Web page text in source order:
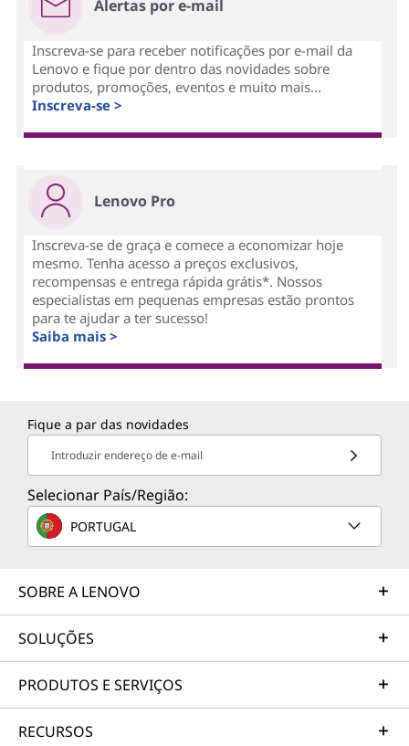
Alertas por e-mail
Inscreva-se para receber notificações por e-mail da
Lenovo e fique por dentro das novidades sobre
produtos, promoções, eventos e muito mais...
Inscreva-se >
Lenovo Pro
Inscreva-se de graça e comece a economizar hoje
mesmo. Tenha acesso a preços exclusivos,
recompensas e entrega rápida grátis*. Nossos
especialistas em pequenas empresas estão prontos
para te ajudar a ter sucesso!
Saiba mais >
Fique a par das novidades
Introduzir endereço de e-mail
Selecionar País/Região:
PORTUGAL
SOBRE A LENOVO
SOLUÇÕES
PRODUTOS E SERVIÇOS
RECURSOS